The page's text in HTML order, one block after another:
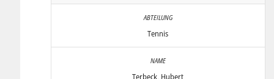
Tennis
Terbeck, Hubert